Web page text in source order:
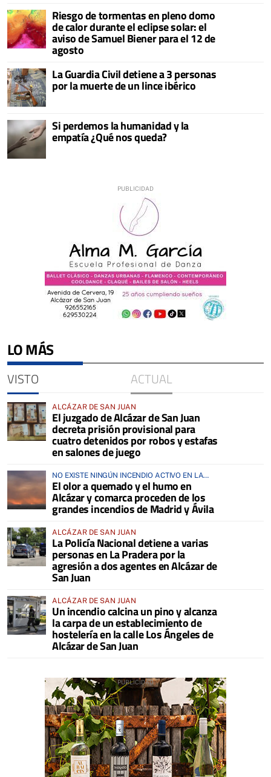
Riesgo de tormentas en pleno domo
de calor durante el eclipse solar: el
aviso de Samuel Biener para el 12 de
agosto
La Guardia Civil detiene a 3 personas
por la muerte de un lince ibérico
Si perdemos la humanidad y la
empatía ¿Qué nos queda?
LO MÁS
VISTO ACTUAL
ALCÁZAR DE SAN JUAN
El juzgado de Alcázar de San Juan
decreta prisión provisional para
cuatro detenidos por robos y estafas
en salones de juego
NO EXISTE NINGÚN INCENDIO ACTIVO EN LA
COMARCA
El olor a quemado y el humo en
Alcázar y comarca proceden de los
grandes incendios de Madrid y Ávila
ALCÁZAR DE SAN JUAN
La Policía Nacional detiene a varias
personas en La Pradera por la
agresión a dos agentes en Alcázar de
San Juan
ALCÁZAR DE SAN JUAN
Un incendio calcina un pino y alcanza
la carpa de un establecimiento de
hostelería en la calle Los Ángeles de
Alcázar de San Juan